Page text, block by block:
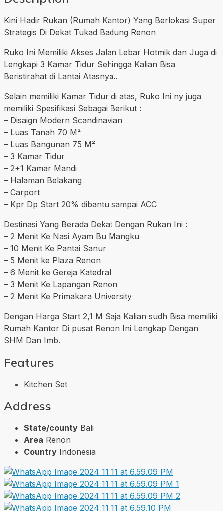
Kini Hadir Rukan (Rumah Kantor) Yang Berlokasi Super
Strategis Di Dekat Tukad Badung Renon
Ruko Ini Memiliki Akses Jalan Lebar Hotmik dan Juga di
Lengkapi 3 Kamar Tidur Sehingga Kalian Bisa
Beristirahat di Lantai Atasnya..
Selain memiliki Kamar Tidur di atas, Ruko Ini ny juga
memiliki Spesifikasi Sebagai Berikut :
– Disaign Modern Scandinavian
– Luas Tanah 70 M²
– Luas Bangunan 75 M²
– 3 Kamar Tidur
– 2+1 Kamar Mandi
– Halaman Belakang
– Carport
– Kpr Dp Start 20% dibantu sampai ACC
Destinasi Yang Berada Dekat Dengan Rukan Ini :
– 2 Menit Ke Nasi Ayam Bu Mangku
– ⁠10 Menit Ke Pantai Sanur
– ⁠5 Menit ke Plaza Renon
– ⁠6 Menit ke Gereja Katedral
– ⁠3 Menit Ke Lapangan Renon
– ⁠2 Menit Ke Primakara University
Dengan Harga Start 2,1 M Saja Kalian sudh Bisa memiliki
Rumah Kantor Di pusat Renon Ini Lengkap Dengan
SHM Dan Imb.
Features
Kitchen Set
Address
State/county Bali
Area Renon
Country Indonesia